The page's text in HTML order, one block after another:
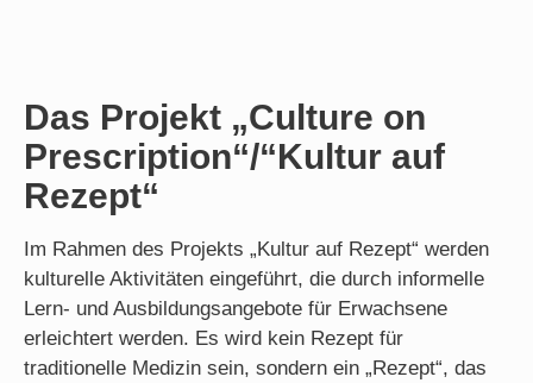
Das Projekt „Culture on
Prescription“/“Kultur auf
Rezept“
Im Rahmen des Projekts „Kultur auf Rezept“ werden
kulturelle Aktivitäten eingeführt, die durch informelle
Lern- und Ausbildungsangebote für Erwachsene
erleichtert werden. Es wird kein Rezept für
traditionelle Medizin sein, sondern ein „Rezept“, das